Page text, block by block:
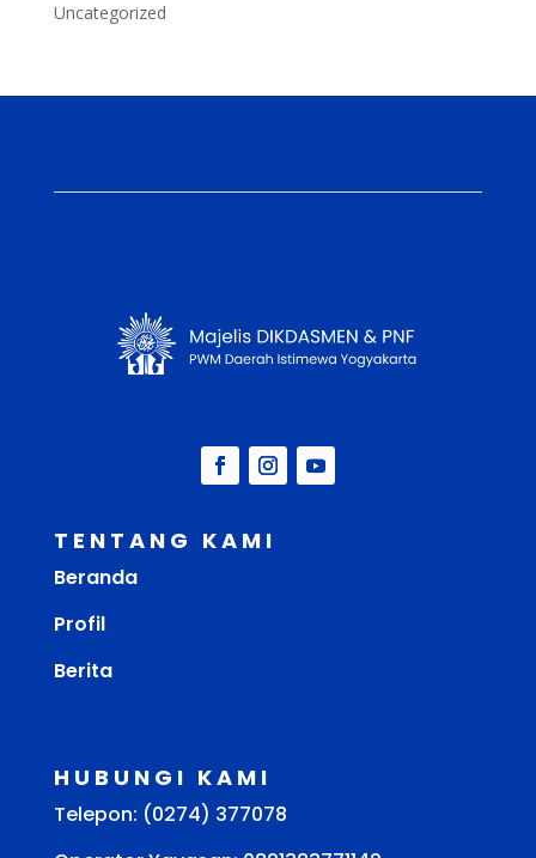
Uncategorized
TENTANG KAMI
Beranda
Profil
Berita
HUBUNGI KAMI
Telepon: (0274) 377078